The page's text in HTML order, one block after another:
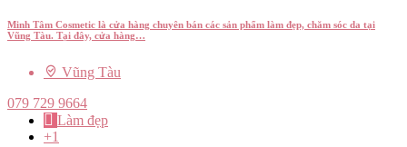
Minh Tâm Cosmetic là cửa hàng chuyên bán các sản phẩm làm đẹp, chăm sóc da tại
Vũng Tàu. Tại đây, cửa hàng…
Vũng Tàu
079 729 9664
Làm đẹp
+1